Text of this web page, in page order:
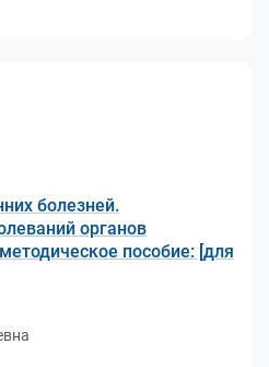
болезней.
органов
пособие: [для